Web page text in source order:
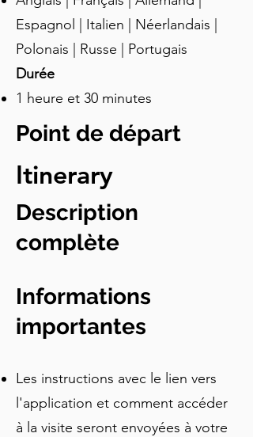
Espagnol | Italien | Néerlandais |
Polonais | Russe | Portugais
Durée
1 heure et 30 minutes
Point de départ
Itinerary
Description
complète
Informations
importantes
Les instructions avec le lien vers
l'application et comment accéder
à la visite seront envoyées à votre